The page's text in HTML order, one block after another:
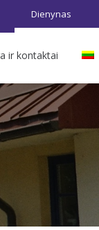
Dienynas
ir kontaktai